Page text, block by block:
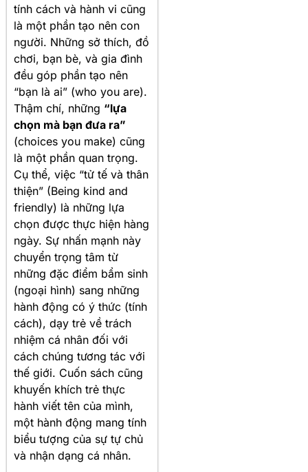
tính cách và hành vi cũng
là một phần tạo nên con
người. Những sở thích, đồ
chơi, bạn bè, và gia đình
đều góp phần tạo nên
“bạn là ai” (who you are).
Thậm chí, những “lựa
chọn mà bạn đưa ra”
(choices you make) cũng
là một phần quan trọng.
Cụ thể, việc “tử tế và thân
thiện” (Being kind and
friendly) là những lựa
chọn được thực hiện hàng
ngày. Sự nhấn mạnh này
chuyển trọng tâm từ
những đặc điểm bẩm sinh
(ngoại hình) sang những
hành động có ý thức (tính
cách), dạy trẻ về trách
nhiệm cá nhân đối với
cách chúng tương tác với
thế giới. Cuốn sách cũng
khuyến khích trẻ thực
hành viết tên của mình,
một hành động mang tính
biểu tượng của sự tự chủ
và nhận dạng cá nhân.